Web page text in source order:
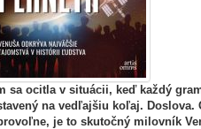
sa ocitla v situácii, keď každý
na vedľajšiu koľaj. Doslova.
je to skutočný milovník